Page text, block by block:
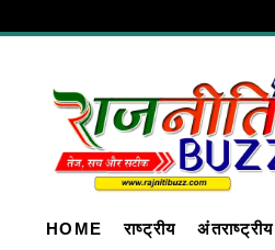
HOME राष्ट्रीय अंतराष्ट्रीय